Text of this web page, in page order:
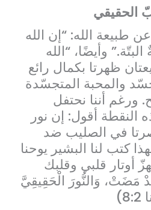
الحقيقي
طبيعة الله: “إن الله
وأيضًا، “الله
ظهرتا بكمال رائع
والمحبة المتجسّدة
ورغم أننا نحتفل
النقطة أقول: إن نور
في الصليب ضد
كتب لنا البشير يوحنا
أوتار قلبي وقلبك
مَضَتْ، وَالنُّورَ الْحَقِيقِيَّ